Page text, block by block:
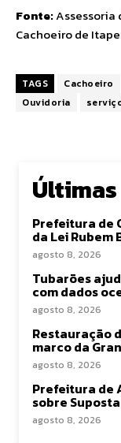
Fonte:Assessoria
Cachoeiro de
TAGS Cachoeiro
Ouvidoria
Últimas
Prefeitura de
da Lei Rubem
agosto 8, 2026
Tubarões
com dados
agosto 8, 2026
Restauração
marco da
agosto 8, 2026
Prefeitura de
sobre
agosto 8, 2026